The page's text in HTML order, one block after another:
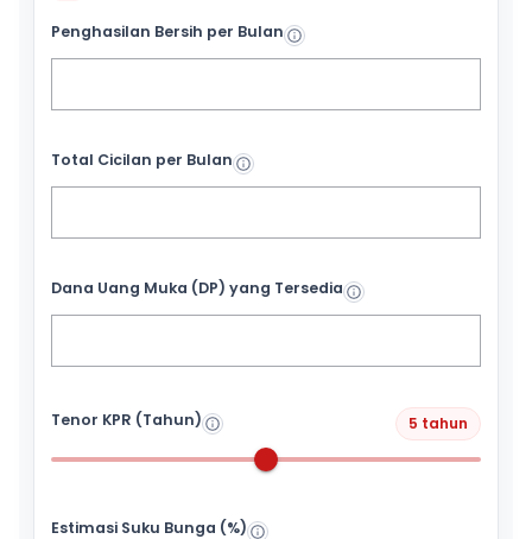
Penghasilan Bersih per Bulan
Total Cicilan per Bulan
Dana Uang Muka (DP) yang Tersedia
Tenor KPR (Tahun) 5 tahun
Estimasi Suku Bunga (%)